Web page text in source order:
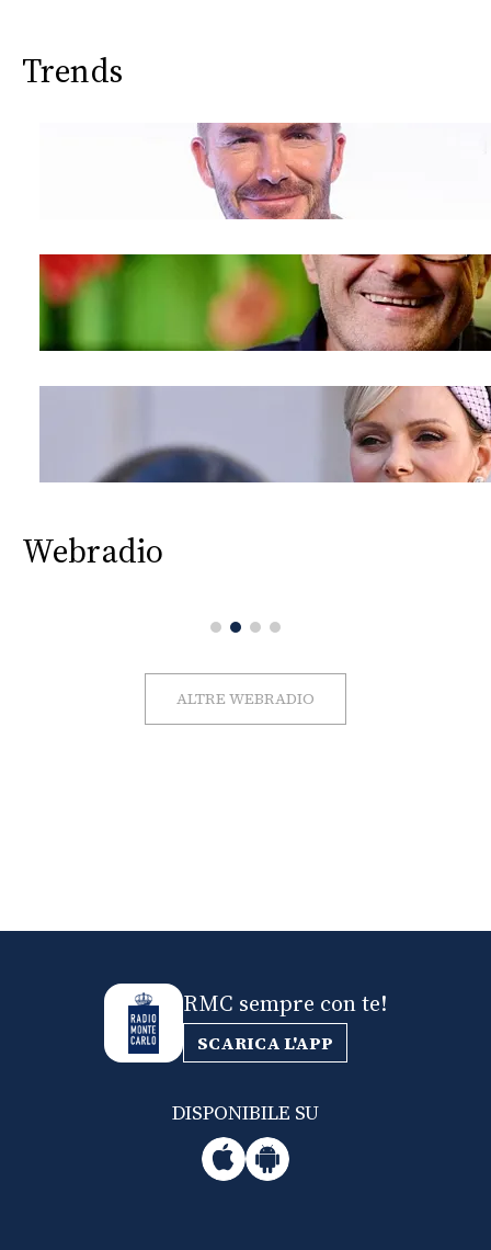
Trends
Webradio
ALTRE WEBRADIO
RMC sempre con te!
SCARICA L'APP
DISPONIBILE SU